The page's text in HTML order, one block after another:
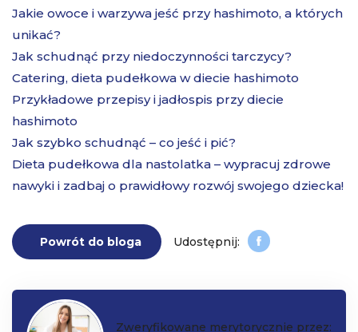
Jakie owoce i warzywa jeść przy hashimoto, a których
unikać?
Jak schudnąć przy niedoczynności tarczycy?
Catering, dieta pudełkowa w diecie hashimoto
Przykładowe przepisy i jadłospis przy diecie
hashimoto
Jak szybko schudnąć – co jeść i pić?
Dieta pudełkowa dla nastolatka – wypracuj zdrowe
nawyki i zadbaj o prawidłowy rozwój swojego dziecka!
Powrót do bloga
Zweryfikowane merytorycznie przez: